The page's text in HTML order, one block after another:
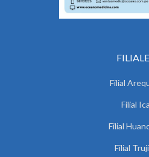
Filial
Filial Ica
Filial
Filial